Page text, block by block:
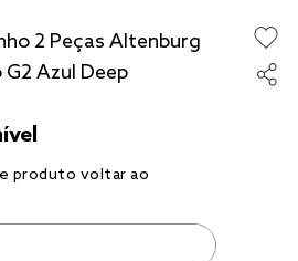
2 Peças Altenburg
Azul Deep